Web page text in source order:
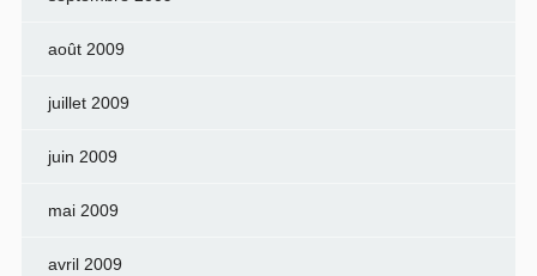
août 2009
juillet 2009
juin 2009
mai 2009
avril 2009